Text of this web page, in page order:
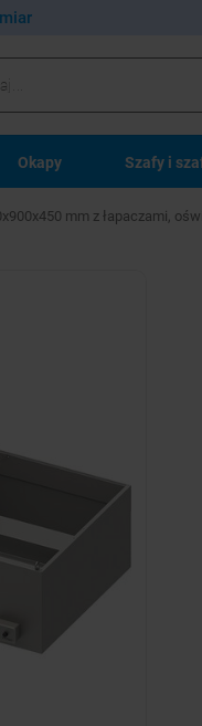
Okapy Szafy i
mm z łapaczami,